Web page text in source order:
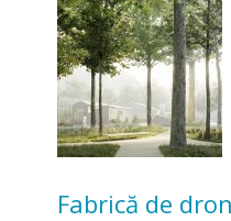
Universitarilor
Fabrică de